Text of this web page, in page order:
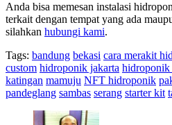
Anda bisa memesan instalasi
terkait dengan tempat yang ada
silahkan hubungi kami.
Tags: bandung bekasi cara merakit
custom hidroponik jakarta hidroponik
katingan mamuju NFT hidroponik
pandeglang sambas serang starter kit